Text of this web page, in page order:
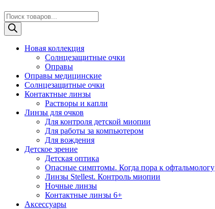
Поиск
товаров
Новая коллекция
Солнцезащитные очки
Оправы
Оправы медицинские
Солнцезащитные очки
Контактные линзы
Растворы и капли
Линзы для очков
Для контроля детской миопии
Для работы за компьютером
Для вождения
Детское зрение
Детская оптика
Опасные симптомы. Когда пора к офтальмологу
Линзы Stellest. Контроль миопии
Ночные линзы
Контактные линзы 6+
Аксессуары